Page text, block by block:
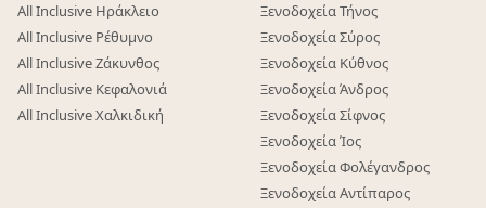
All Inclusive Ηράκλειο
All Inclusive Ρέθυμνο
All Inclusive Ζάκυνθος
All Inclusive Κεφαλονιά
All Inclusive Χαλκιδική
Ξενοδοχεία Τήνος
Ξενοδοχεία Σύρος
Ξενοδοχεία Κύθνος
Ξενοδοχεία Άνδρος
Ξενοδοχεία Σίφνος
Ξενοδοχεία Ίος
Ξενοδοχεία Φολέγανδρος
Ξενοδοχεία Αντίπαρος